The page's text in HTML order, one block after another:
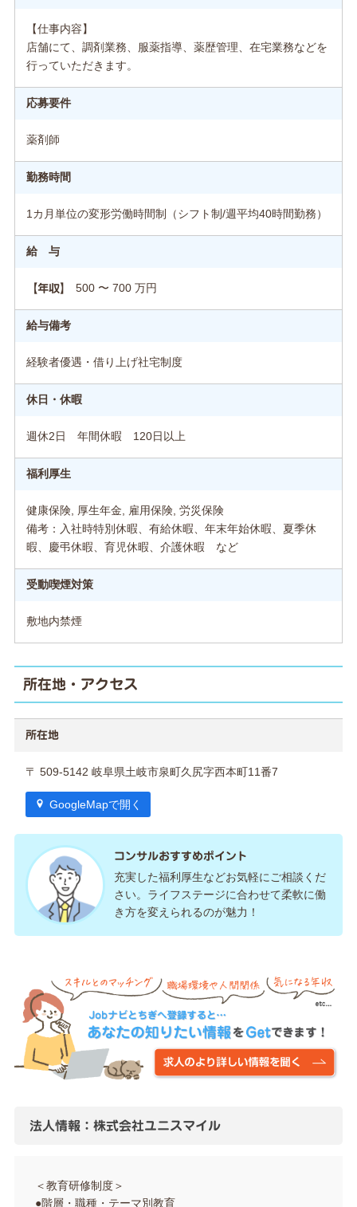
【仕事内容】
店舗にて、調剤業務、服薬指導、薬歴管理、在宅業務などを
行っていただきます。
応募要件
薬剤師
勤務時間
1カ月単位の変形労働時間制（シフト制/週平均40時間勤務）
給 与
【年収】 500 〜 700 万円
給与備考
経験者優遇・借り上げ社宅制度
休日・休暇
週休2日 年間休暇 120日以上
福利厚生
健康保険, 厚生年金, 雇用保険, 労災保険
備考：入社時特別休暇、有給休暇、年末年始休暇、夏季休
暇、慶弔休暇、育児休暇、介護休暇 など
受動喫煙対策
敷地内禁煙
所在地・アクセス
所在地
〒 509-5142 岐阜県土岐市泉町久尻字西本町11番7
GoogleMapで開く
コンサルおすすめポイント
充実した福利厚生などお気軽にご相談くだ
さい。ライフステージに合わせて柔軟に働
き方を変えられるのが魅力！
法人情報：株式会社ユニスマイル
＜教育研修制度＞
●階層・職種・テーマ別教育